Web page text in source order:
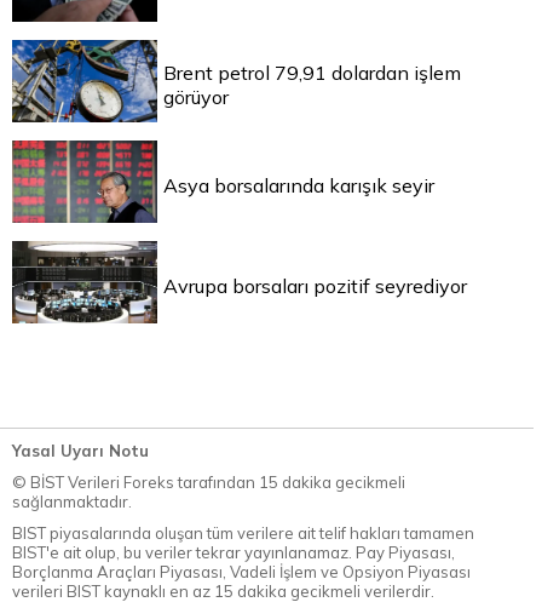
Brent petrol 79,91 dolardan işlem
görüyor
Asya borsalarında karışık seyir
Avrupa borsaları pozitif seyrediyor
Yasal Uyarı Notu
© BİST Verileri Foreks tarafından 15 dakika gecikmeli
sağlanmaktadır.
BIST piyasalarında oluşan tüm verilere ait telif hakları tamamen
BIST'e ait olup, bu veriler tekrar yayınlanamaz. Pay Piyasası,
Borçlanma Araçları Piyasası, Vadeli İşlem ve Opsiyon Piyasası
verileri BIST kaynaklı en az 15 dakika gecikmeli verilerdir.